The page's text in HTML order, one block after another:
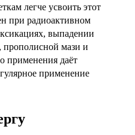
легче усвоить этот
при радиоактивном
выпадении
прополисной мази и
применения даёт
применение